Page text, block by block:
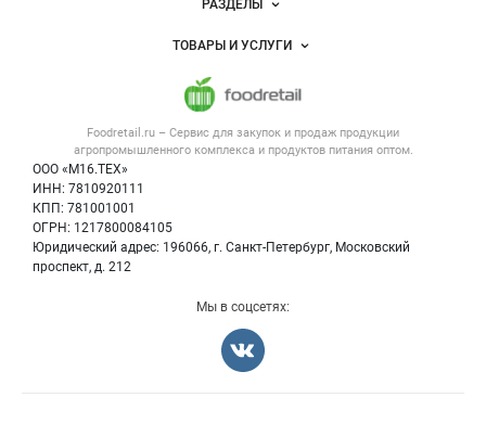
Foodretail.ru – Сервис для закупок и продаж продукции
агропромышленного комплекса и продуктов питания оптом.
ООО «М16.ТЕХ»
ИНН: 7810920111
КПП: 781001001
ОГРН: 1217800084105
Юридический адрес: 196066, г. Санкт-Петербург, Московский
проспект, д. 212
Размещение рекламы
Публичная оферта
Контактная информация
Политика обработки персональных данных
РАЗДЕЛЫ
Объявления
Новости рынка
Вакансии
ТОВАРЫ И УСЛУГИ
Напитки, соки, вода
Оборудование для пищепрома
Информация о компаниях
Мы в соцсетях: